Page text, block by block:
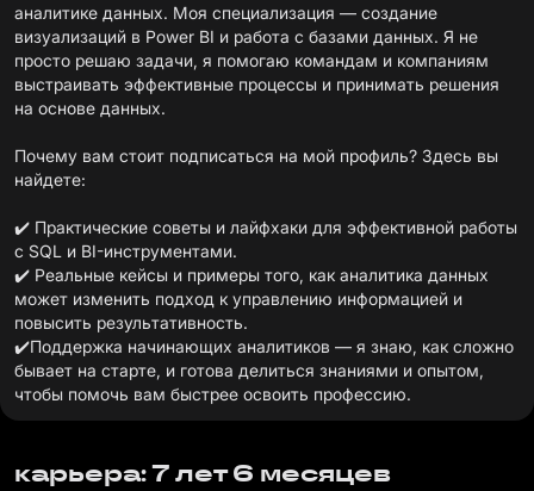
аналитике данных. Моя специализация — создание
визуализаций в Power BI и работа с базами данных. Я не
просто решаю задачи, я помогаю командам и компаниям
выстраивать эффективные процессы и принимать решения
на основе данных.
Почему вам стоит подписаться на мой профиль? Здесь вы
найдете:
✔️ Практические советы и лайфхаки для эффективной работы
с SQL и BI-инструментами.
✔️ Реальные кейсы и примеры того, как аналитика данных
может изменить подход к управлению информацией и
повысить результативность.
✔️Поддержка начинающих аналитиков — я знаю, как сложно
бывает на старте, и готова делиться знаниями и опытом,
чтобы помочь вам быстрее освоить профессию.
карьера: 7 лет 6 месяцев